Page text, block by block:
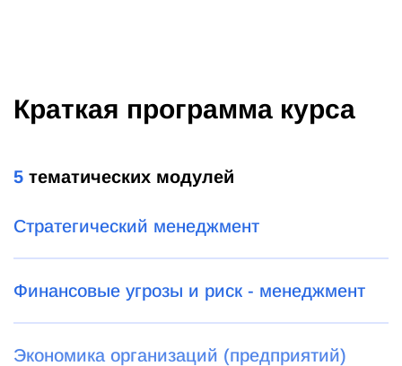
Краткая программа курса
5 тематических модулей
Стратегический менеджмент
Финансовые угрозы и риск - менеджмент
Экономика организаций (предприятий)